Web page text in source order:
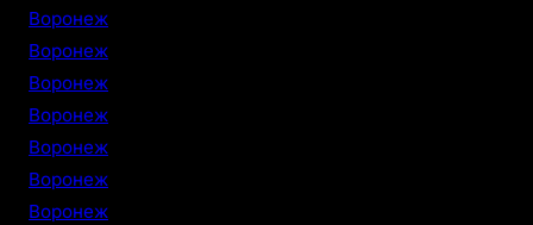
Воронеж
Воронеж
Воронеж
Воронеж
Воронеж
Воронеж
Воронеж